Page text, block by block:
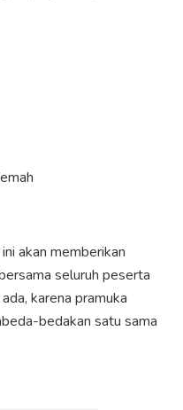
akan memberikan
seluruh peserta
karena pramuka
bedakan satu sama